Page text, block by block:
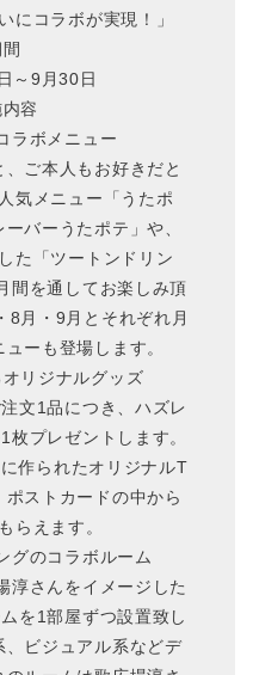
にコラボが実現！」
～9月30日
容
ラボメニュー
ご本人もお好きだと
気メニュー「うたポ
バーうたポテ」や、
た「ツートンドリン
間を通してお楽しみ頂
8月・9月とそれぞれ月
ーも登場します。
リジナルグッズ
文1品につき、ハズレ
枚プレゼントします。
作られたオリジナルT
ストカードの中から
らえます。
のコラボルーム
さんをイメージした
を1部屋ずつ設置致し
、ビジュアル系などデ